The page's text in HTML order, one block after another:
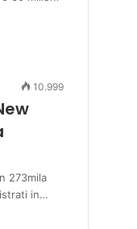
10.999
273mila
in…